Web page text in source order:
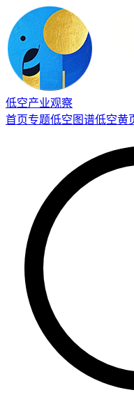
低空产业观察
首页专题低空图谱低空黄